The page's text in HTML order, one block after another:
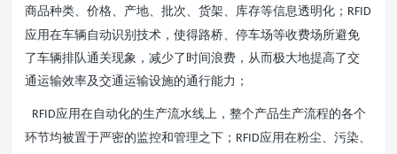
商品种类、价格、产地、批次、货架、库存等信息透明化； RFID
应用在车辆自动识别技术，使得路桥、停车场等收费场所避免
了车辆排队通关现象，减少了时间浪费，从而极大地提高了交
通运输效率及交通运输设施的通行能力；
RFID应用在自动化的生产流水线上，整个产品生产流程的各个
环节均被置于严密的监控和管理之下； RFID应用在粉尘、污染、